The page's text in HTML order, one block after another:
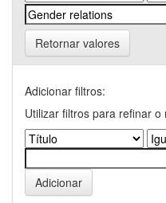
Retornar valores
Adicionar filtros:
Utilizar filtros para refinar